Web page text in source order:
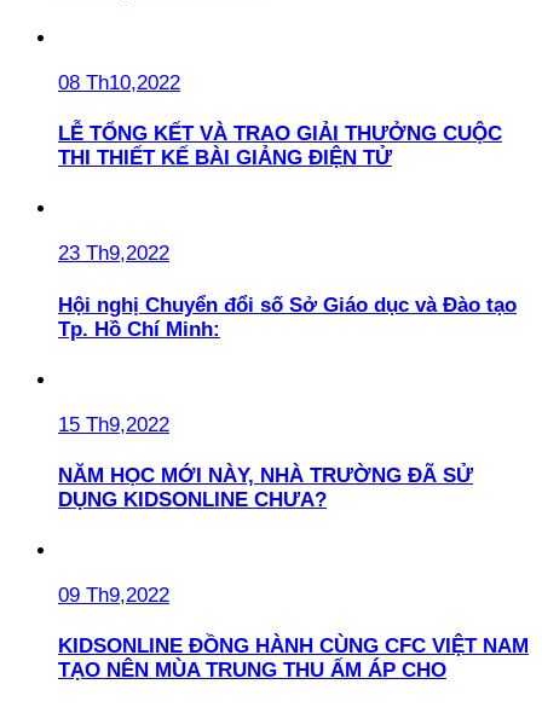
08 Th10,2022
LỄ TỔNG KẾT VÀ TRAO GIẢI THƯỞNG CUỘC
THI THIẾT KẾ BÀI GIẢNG ĐIỆN TỬ
23 Th9,2022
Hội nghị Chuyển đổi số Sở Giáo dục và Đào tạo
Tp. Hồ Chí Minh:
15 Th9,2022
NĂM HỌC MỚI NÀY, NHÀ TRƯỜNG ĐÃ SỬ
DỤNG KIDSONLINE CHƯA?
09 Th9,2022
KIDSONLINE ĐỒNG HÀNH CÙNG CFC VIỆT NAM
TẠO NÊN MÙA TRUNG THU ẤM ÁP CHO